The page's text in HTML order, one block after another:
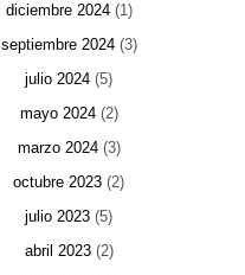
diciembre 2024(1)
septiembre 2024(3)
julio 2024 (5)
mayo 2024(2)
marzo 2024(3)
octubre 2023 (2)
julio 2023 (5)
abril 2023(2)